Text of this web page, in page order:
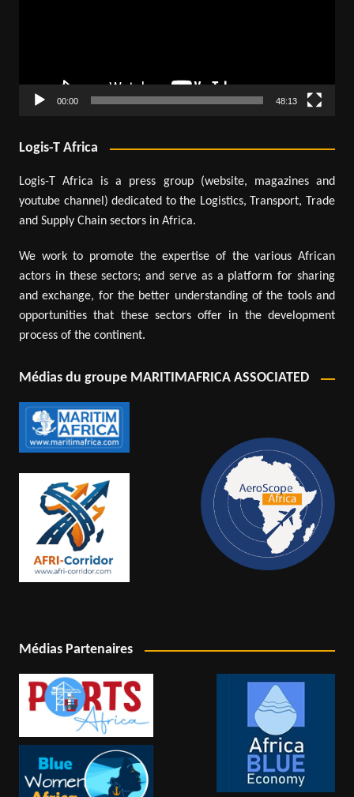
00:00 48:13
Logis-T Africa
Logis-T Africa is a press group (website, magazines and
youtube channel) dedicated to the Logistics, Transport, Trade
and Supply Chain sectors in Africa.
We work to promote the expertise of the various African
actors in these sectors; and serve as a platform for sharing
and exchange, for the better understanding of the tools and
opportunities that these sectors offer in the development
process of the continent.
Médias du groupe MARITIMAFRICA ASSOCIATED
Médias Partenaires